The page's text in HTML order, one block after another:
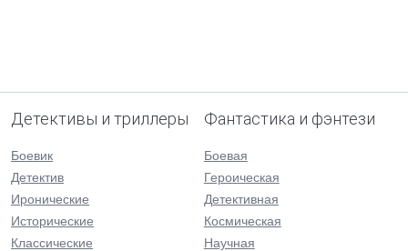
Детективы и триллеры
Боевик
Детектив
Иронические
Исторические
Классические
Фантастика и фэнтези
Боевая
Героическая
Детективная
Космическая
Научная